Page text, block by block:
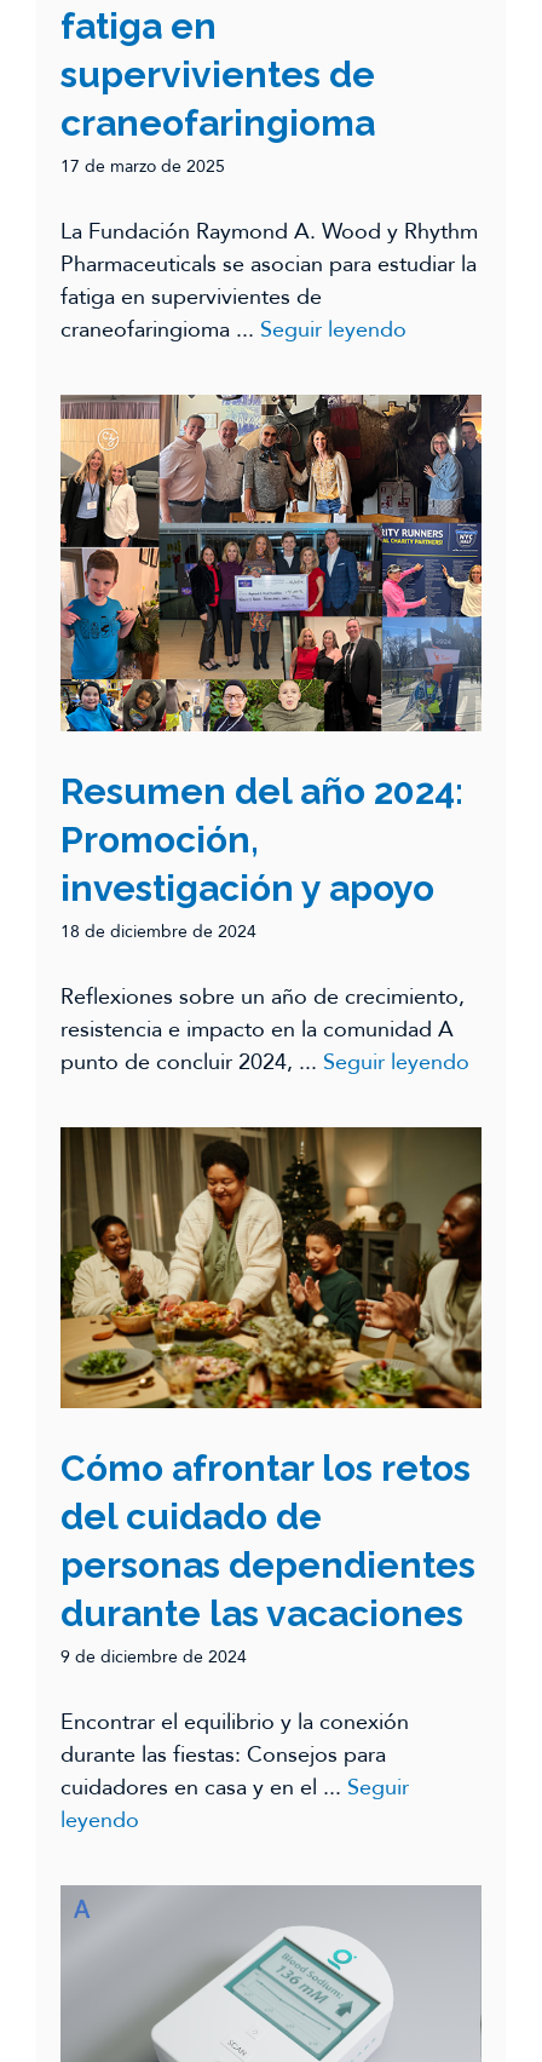
fatiga en
supervivientes de
craneofaringioma
17 de marzo de 2025
La Fundación Raymond A. Wood y Rhythm
Pharmaceuticals se asocian para estudiar la
fatiga en supervivientes de
craneofaringioma ... Seguir leyendo
Resumen del año 2024:
Promoción,
investigación y apoyo
18 de diciembre de 2024
Reflexiones sobre un año de crecimiento,
resistencia e impacto en la comunidad A
punto de concluir 2024, ... Seguir leyendo
Cómo afrontar los retos
del cuidado de
personas dependientes
durante las vacaciones
9 de diciembre de 2024
Encontrar el equilibrio y la conexión
durante las fiestas: Consejos para
cuidadores en casa y en el ... Seguir
leyendo